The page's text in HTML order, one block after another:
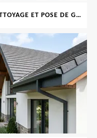
NETTOYAGE ET POSE DE GOUTTIÈRE 69